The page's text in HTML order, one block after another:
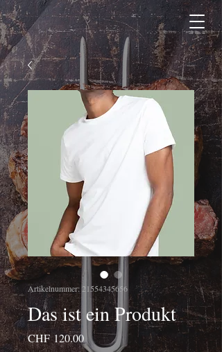
Artikelnummer: 21554345656
Das ist ein Produkt
CHF 120.00Preis